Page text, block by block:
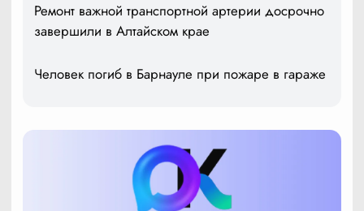
Ремонт важной транспортной артерии досрочно
завершили в Алтайском крае
Человек погиб в Барнауле при пожаре в гараже